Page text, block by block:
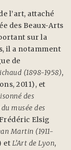
l’art, attaché
des Beaux-Arts
sur la
il a notamment
de
(1898-1958),
2011), et
des
musée des
Elsig
Martin (1911-
et L’Art de Lyon,